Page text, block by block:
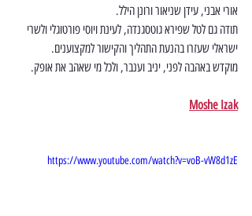
אורי אבני, עידן שניאור ורונן הילל.
תודה גם לטל שפירא גוטסגנדה, לעינת ויוסי פורטוגלי ולשרי
ישראלי שעזרו בהנעת התהליך והקישור למקצוענים.
מוקדש באהבה לפני, יניב וענבר, ולכל מי שאהב את אופק.
Moshe Izak
https://www.youtube.com/watch?v=voB-vW8d1zE